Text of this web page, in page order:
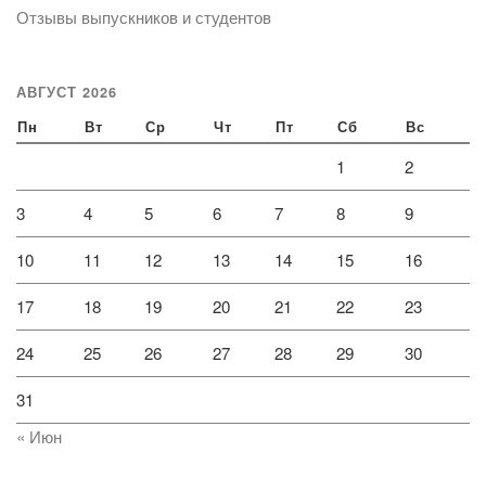
Отзывы выпускников и студентов
АВГУСТ 2026
Пн Вт Ср Чт Пт Сб Вс
1 2
3 4 5 6 7 8 9
10 11 12 13 14 15 16
17 18 19 20 21 22 23
24 25 26 27 28 29 30
31
« Июн